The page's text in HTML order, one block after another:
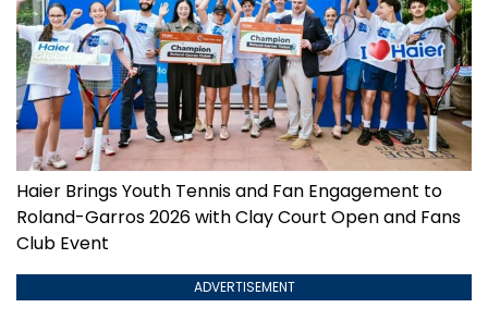
Haier Brings Youth Tennis and Fan Engagement to
Roland-Garros 2026 with Clay Court Open and Fans
Club Event
ADVERTISEMENT